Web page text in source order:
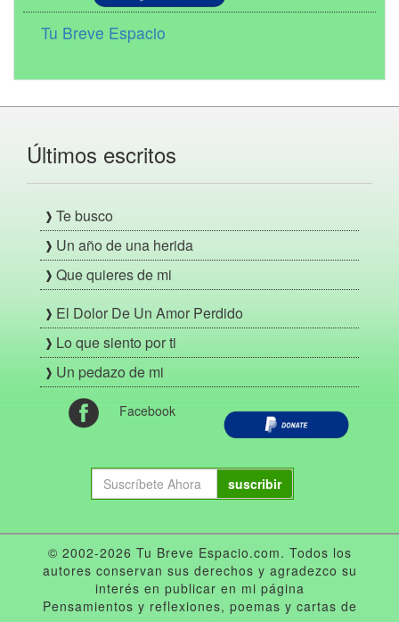
Tu Breve Espacio
Últimos escritos
Te busco
Un año de una herida
Que quieres de mi
El Dolor De Un Amor Perdido
Lo que siento por ti
Un pedazo de mi
Facebook
suscribir
© 2002-2026 Tu Breve Espacio.com. Todos los
autores conservan sus derechos y agradezco su
interés en publicar en mi página
Pensamientos y reflexiones, poemas y cartas de